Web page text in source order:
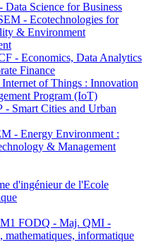
Science for Business
- Ecotechnologies for
& Environment
- Economics, Data Analytics
Finance
of Things : Innovation
Program (IoT)
- Smart Cities and Urban
- Energy Environment :
& Management
d'ingénieur de l'Ecole
FODQ - Maj. QMI -
mathematiques, informatique